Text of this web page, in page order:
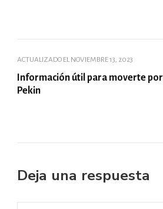
ACTUALIZADO EL NOVIEMBRE 13, 2023
Información útil para moverte por
Pekin
Deja una respuesta